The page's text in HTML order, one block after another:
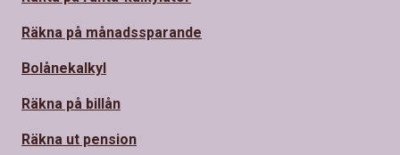
Räkna på månadssparande
Bolånekalkyl
Räkna på billån
Räkna ut pension